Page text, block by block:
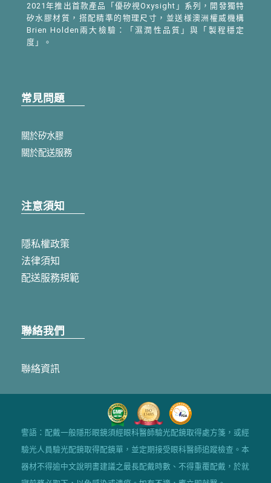
2021年推出首款產品「優矽視Oxysight」系列，開發獨特
矽水膠材質，搭配精準的物理尺寸，並送様澳洲權威機構
Brien Holden兩大檢驗：「濕潤性品質」與「製程穩定
度」。
常見問題
關於矽水膠
關於配送服務
注意須知
隱私權政策
法律須知
配送服務規範
聯絡我們
聯絡資訊
警語：配戴一般隱形眼鏡須經眼科醫師驗光配鏡取得處方箋，或經
驗光人員驗光配鏡取得配鏡單，並定期接受眼科醫師追蹤檢查。本
器材不得逾中文說明書建議之最長配戴時數、不得重覆配戴，於就